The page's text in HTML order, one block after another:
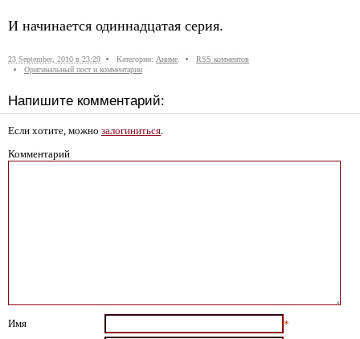
И начинается одиннадцатая серия.
23 September, 2010 в 23:29 Категории: Аниме
RSS комментов
Оригинальный пост и комментарии
Напишите комментарий:
Если хотите, можно залогиниться
Комментарий
Имя
*